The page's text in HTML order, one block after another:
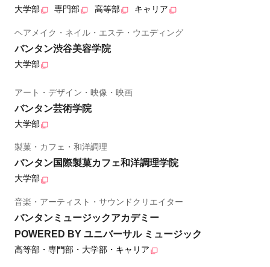
大学部 専門部 高等部 キャリア
ヘアメイク・ネイル・エステ・ウエディング
バンタン渋谷美容学院
大学部
アート・デザイン・映像・映画
バンタン芸術学院
大学部
製菓・カフェ・和洋調理
バンタン国際製菓カフェ和洋調理学院
大学部
音楽・アーティスト・サウンドクリエイター
バンタンミュージックアカデミー
POWERED BY ユニバーサル ミュージック
高等部・専門部・大学部・キャリア